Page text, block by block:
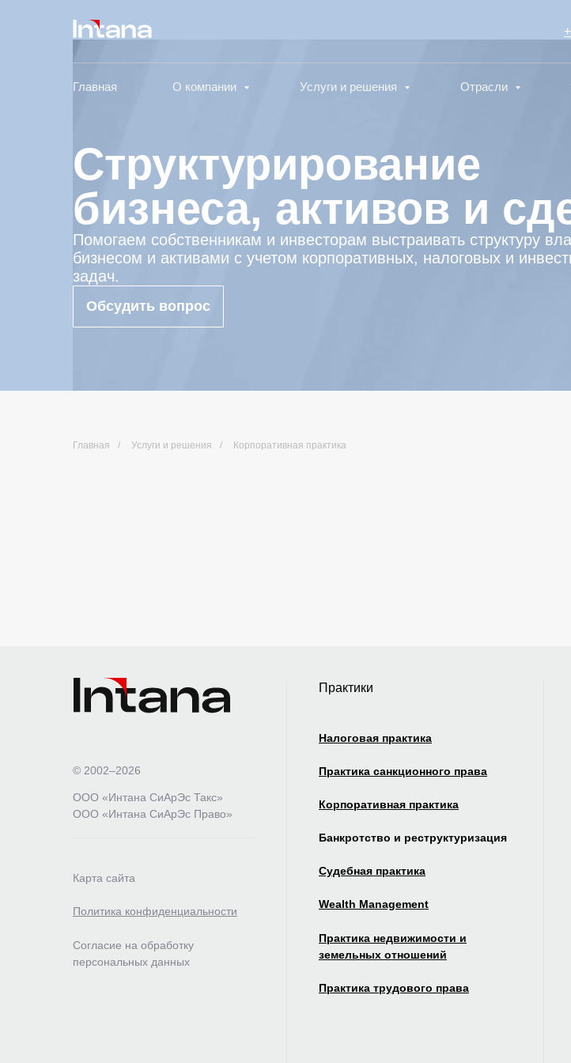
Главная О компании Услуги и решения Отрасли
Структурирование
бизнеса, активов и
Помогаем собственникам и инвесторам выстраивать структуру
бизнесом и активами с учетом корпоративных, налоговых и
задач.
Обсудить вопрос
Главная / Услуги и решения / Корпоративная практика
ООО «Интана СиАрЭс Такс»
ООО «Интана СиАрЭс Право»
© 2002–2026
Практика трудового права
Практика недвижимости и
земельных отношений
Wealth Management
Согласие на обработку
персональных данных
Политика конфиденциальности
Карта сайта
Судебная практика
Банкротство и реструктуризация
Корпоративная практика
Практика санкционного права
Налоговая практика
Практики